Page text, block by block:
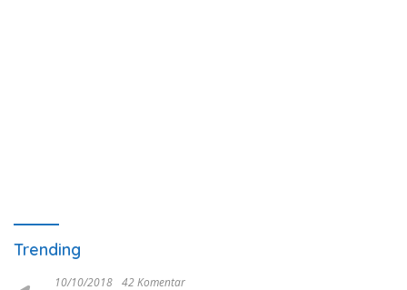
Trending
10/10/2018 42 Komentar